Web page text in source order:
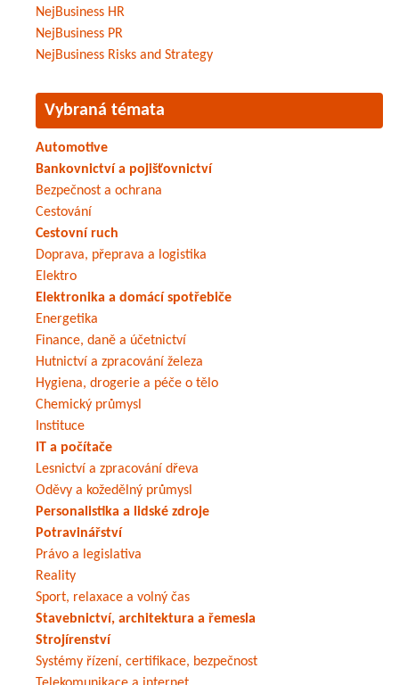
NejBusiness HR
NejBusiness PR
NejBusiness Risks and Strategy
Vybraná témata
Automotive
Bankovnictví a pojišťovnictví
Bezpečnost a ochrana
Cestování
Cestovní ruch
Doprava, přeprava a logistika
Elektro
Elektronika a domácí spotřebiče
Energetika
Finance, daně a účetnictví
Hutnictví a zpracování železa
Hygiena, drogerie a péče o tělo
Chemický průmysl
Instituce
IT a počítače
Lesnictví a zpracování dřeva
Oděvy a kožedělný průmysl
Personalistika a lidské zdroje
Potravinářství
Právo a legislativa
Reality
Sport, relaxace a volný čas
Stavebnictví, architektura a řemesla
Strojírenství
Systémy řízení, certifikace, bezpečnost